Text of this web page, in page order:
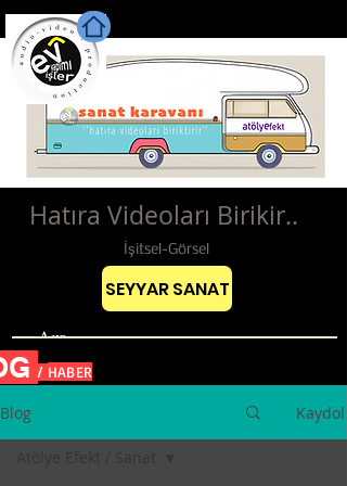
Hatıra Videoları Birikir..
İşitsel-Görsel
SEYYAR SANAT
/ HABER
Blog Kaydol